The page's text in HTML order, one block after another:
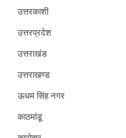
उत्तरकाशी
उत्तरप्रदेश
उत्तराखंड
उत्तराखण्ड
ऊधम सिंह नगर
काठमांडू